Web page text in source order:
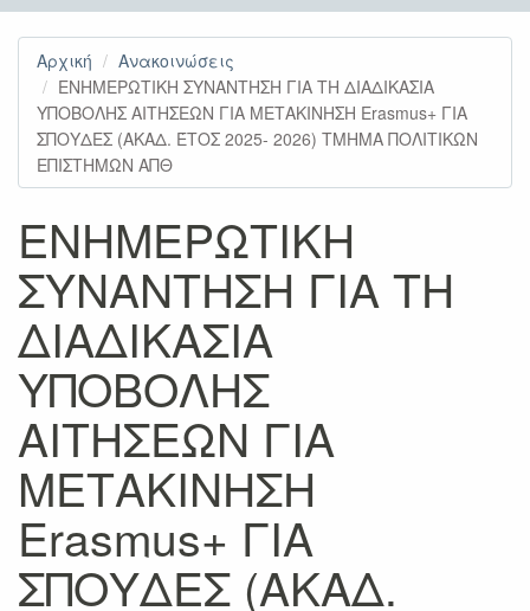
Αρχική
Ανακοινώσεις
ΕΝΗΜΕΡΩΤΙΚΗ ΣΥΝΑΝΤΗΣΗ ΓΙΑ ΤΗ ΔΙΑΔΙΚΑΣΙΑ
ΥΠΟΒΟΛΗΣ ΑΙΤΗΣΕΩΝ ΓΙΑ ΜΕΤΑΚΙΝΗΣΗ Erasmus+ ΓΙΑ
ΣΠΟΥΔΕΣ (ΑΚΑΔ. ΈΤΟΣ 2025- 2026) ΤΜΗΜΑ ΠΟΛΙΤΙΚΩΝ
ΕΠΙΣΤΗΜΩΝ ΑΠΘ
ΕΝΗΜΕΡΩΤΙΚΗ
ΣΥΝΑΝΤΗΣΗ ΓΙΑ ΤΗ
ΔΙΑΔΙΚΑΣΙΑ
ΥΠΟΒΟΛΗΣ
ΑΙΤΗΣΕΩΝ ΓΙΑ
ΜΕΤΑΚΙΝΗΣΗ
Erasmus+ ΓΙΑ
ΣΠΟΥΔΕΣ (ΑΚΑΔ.